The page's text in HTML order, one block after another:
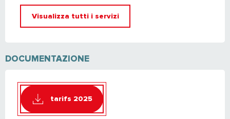
Visualizza tutti i servizi
DOCUMENTAZIONE
tarifs 2025